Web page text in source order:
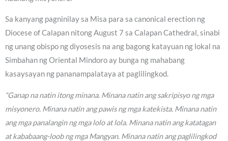
Sa kanyang pagninilay sa Misa para sa canonical erection ng
Diocese of Calapan nitong August 7 sa Calapan Cathedral, sinabi
ng unang obispo ng diyosesis na ang bagong katayuan ng lokal na
Simbahan ng Oriental Mindoro ay bunga ng mahabang
kasaysayan ng pananampalataya at paglilingkod.
“Ganap na natin itong minana. Minana natin ang sakripisyo ng mga
misyonero. Minana natin ang pawis ng mga katekista. Minana natin
ang mga panalangin ng mga lolo at lola. Minana natin ang katatagan
at kababaang-loob ng mga Mangyan. Minana natin ang paglilingkod